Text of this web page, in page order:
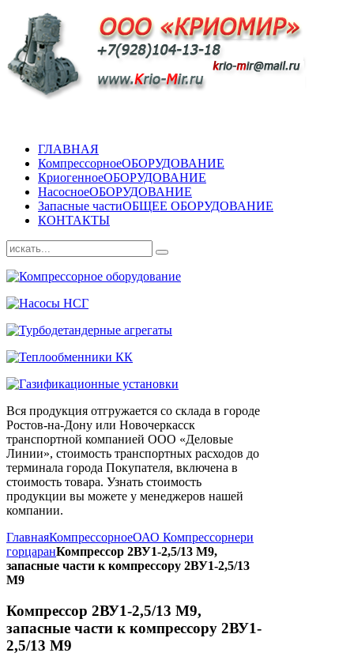
ГЛАВНАЯ
КомпрессорноеОБОРУДОВАНИЕ
КриогенноеОБОРУДОВАНИЕ
НасосноеОБОРУДОВАНИЕ
Запасные частиОБЩЕЕ ОБОРУДОВАНИЕ
КОНТАКТЫ
Вся продукция отгружается со склада в городе
Ростов-на-Дону или Новочеркасск
транспортной компанией ООО «Деловые
Линии», стоимость транспортных расходов до
терминала города Покупателя, включена в
стоимость товара. Узнать стоимость
продукции вы можете у менеджеров нашей
компании.
ГлавнаяКомпрессорноеОАО Компрессорнери
горцаранКомпрессор 2ВУ1-2,5/13 М9,
запасные части к компрессору 2ВУ1-2,5/13
М9
Компрессор 2ВУ1-2,5/13 М9,
запасные части к компрессору 2ВУ1-
2,5/13 М9